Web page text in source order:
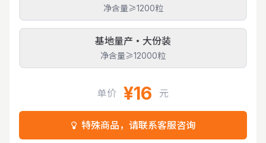
净含量≥1200粒
基地量产・大份装
净含量≥12000粒
单价 ¥16 元
特殊商品，请联系客服咨询